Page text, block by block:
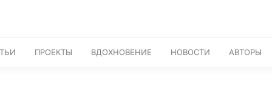
ПРОЕКТЫ ВДОХНОВЕНИЕ НОВОСТИ АВТОРЫ